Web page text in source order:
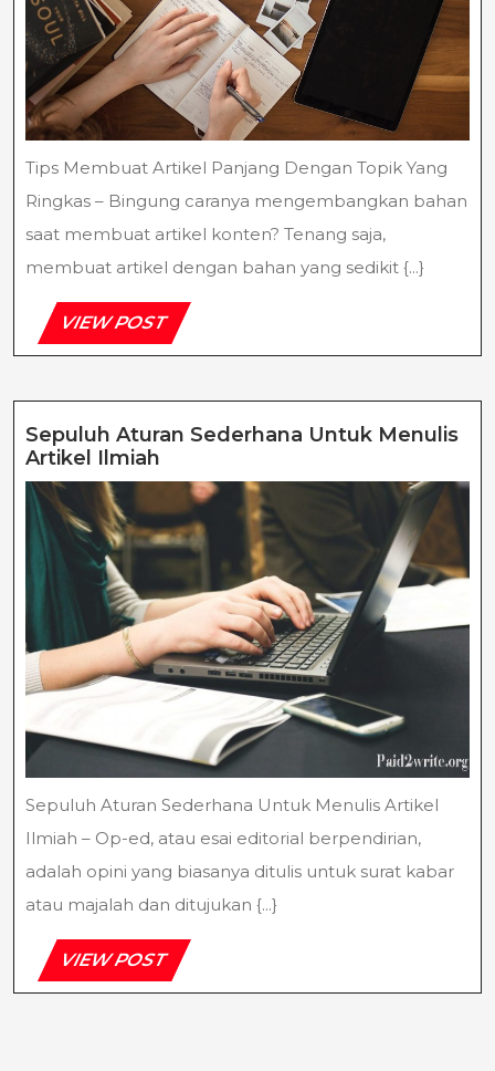
Tips Membuat Artikel Panjang Dengan Topik Yang
Ringkas – Bingung caranya mengembangkan bahan
saat membuat artikel konten? Tenang saja,
membuat artikel dengan bahan yang sedikit {...}
VIEW POSTVIEW
POST
Sepuluh Aturan Sederhana Untuk Menulis
Artikel Ilmiah
Aturan
Sederhana
Untuk
Menulis
Artikel
Ilmiah
Sepuluh Aturan Sederhana Untuk Menulis Artikel
Ilmiah – Op-ed, atau esai editorial berpendirian,
adalah opini yang biasanya ditulis untuk surat kabar
atau majalah dan ditujukan {...}
VIEW POSTVIEW
POST